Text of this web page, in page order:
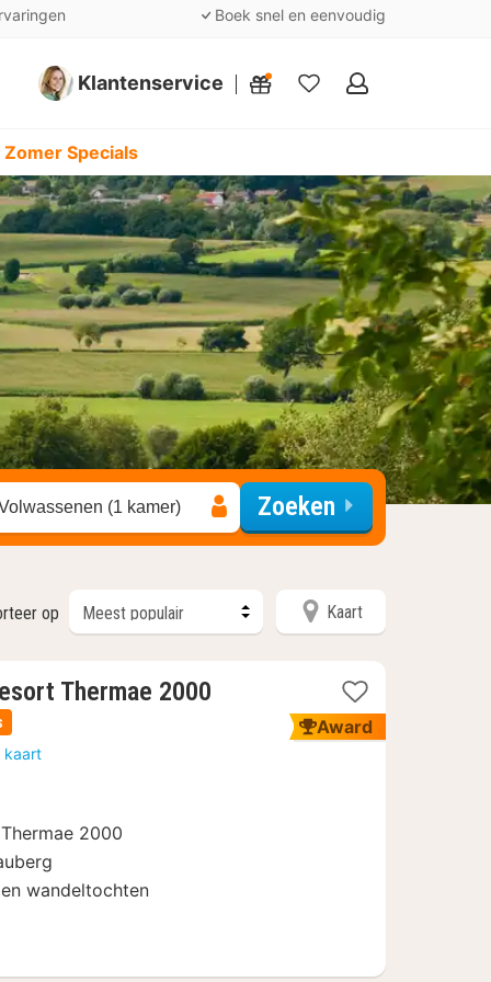
Boek snel en eenvoudig
Klantenservice
Mijn
Specials
(1 kamer) Zoeken
op Kaart
Award
Thermae 2000
kaart
2000
wandeltochten